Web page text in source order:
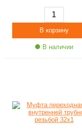
В наличии